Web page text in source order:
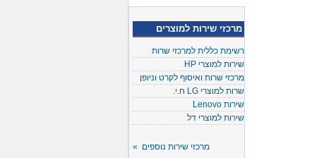
מרכזי שירות למוצרים
רשימת כללית למרכזי שרות
שירות למוצרי HP
מרכזי שרות ואיסוף לקרט וניופן
שרות למוצרי LG ח.י.
שירות Lenovo
שירות למוצרי דל
מרכזי שירות נוספים »